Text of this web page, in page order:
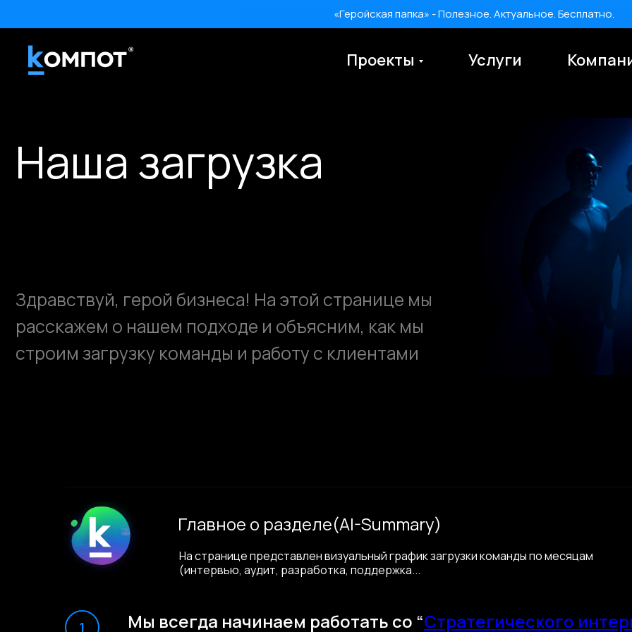
«Геройская папка» - Полезное. Актуальное. Бесплатно.
Проекты Услуги
Наша загрузка
расскажем о нашем подходе и объясним, как мы
строим загрузку команды и работу с клиентами
Главное о разделе(AI-Summary)
На странице представлен визуальный график загрузки команды по месяцам
(интервью, аудит, разработка, поддержка...
Страница «Наша загрузка» объясняет, как веб‑интегратор «Компот» планирует и распределяет
описывает структуру загрузки команды, шаги взаимодействия и ориентирует потенциального
Мы всегда начинаем работать со “Стратегического